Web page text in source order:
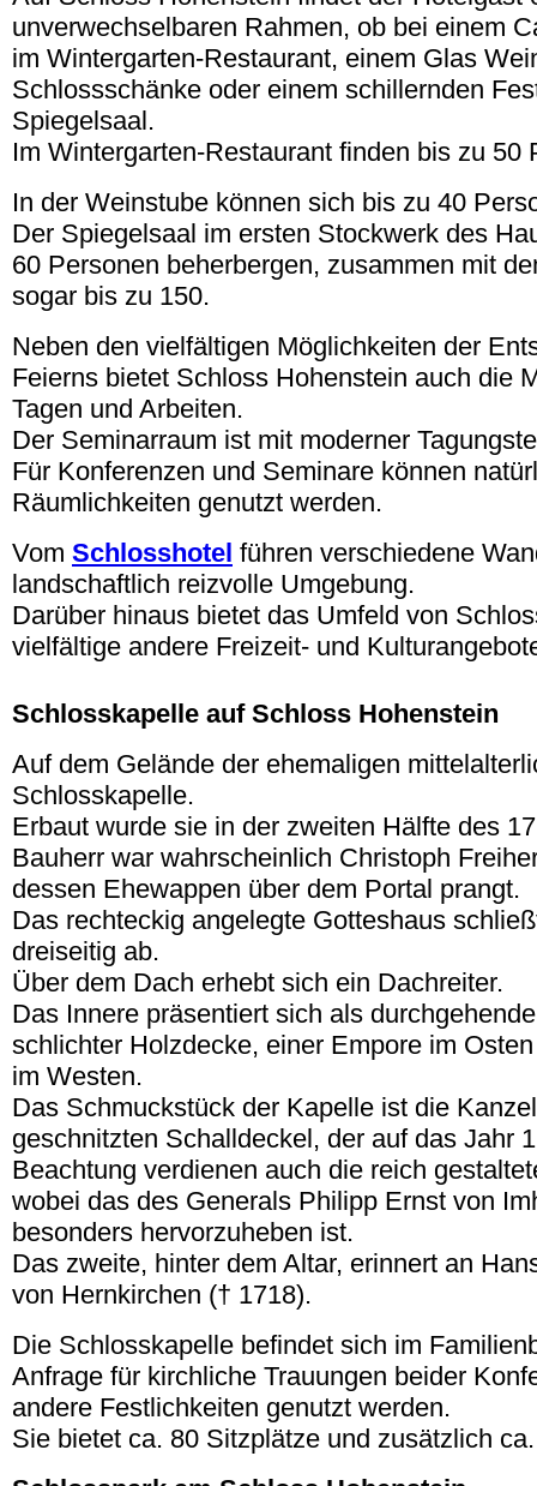
unverwechselbaren Rahmen, ob bei einem
im Wintergarten-Restaurant, einem Glas
Schlossschänke oder einem schillernden
Spiegelsaal.
Im Wintergarten-Restaurant finden bis zu 50
In der Weinstube können sich bis zu 40
Der Spiegelsaal im ersten Stockwerk des
60 Personen beherbergen, zusammen mit
sogar bis zu 150.
Neben den vielfältigen Möglichkeiten der
Feierns bietet Schloss Hohenstein auch die
Tagen und Arbeiten.
Der Seminarraum ist mit moderner
Für Konferenzen und Seminare können
Räumlichkeiten genutzt werden.
Vom Schlosshotel führen verschiedene
landschaftlich reizvolle Umgebung.
Darüber hinaus bietet das Umfeld von
vielfältige andere Freizeit- und
Schlosskapelle auf Schloss Hohenstein
Auf dem Gelände der ehemaligen
Schlosskapelle.
Erbaut wurde sie in der zweiten Hälfte des
Bauherr war wahrscheinlich Christoph
dessen Ehewappen über dem Portal prangt.
Das rechteckig angelegte Gotteshaus
dreiseitig ab.
Über dem Dach erhebt sich ein Dachreiter.
Das Innere präsentiert sich als
schlichter Holzdecke, einer Empore im
im Westen.
Das Schmuckstück der Kapelle ist die
geschnitzten Schalldeckel, der auf das Jahr
Beachtung verdienen auch die reich
wobei das des Generals Philipp Ernst von
besonders hervorzuheben ist.
Das zweite, hinter dem Altar, erinnert an
von Hernkirchen († 1718).
Die Schlosskapelle befindet sich im
Anfrage für kirchliche Trauungen beider
andere Festlichkeiten genutzt werden.
Sie bietet ca. 80 Sitzplätze und zusätzlich